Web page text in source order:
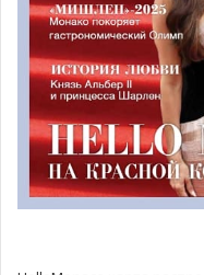
С 1 по 6 июля в
Challenge.
Монако стало
посвященной новым
источникам энергии.
встречу посетил глава